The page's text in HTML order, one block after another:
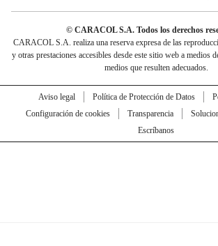
© CARACOL S.A. Todos los derechos
CARACOL S.A. realiza una reserva expresa de las
y otras prestaciones accesibles desde este sitio web a medios
medios que resulten adecuados.
Aviso legal Política de Protección de Datos
Configuración de cookies
Transparencia
Escríbanos